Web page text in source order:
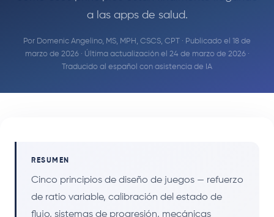
a las apps de salud.
Por Domenic Angelino, MS, MPH, CSCS, CPT · Publicado el 18 de
marzo de 2026 · Última actualización el 24 de marzo de 2026 ·
Traducido al español con asistencia de IA
RESUMEN
Cinco principios de diseño de juegos — refuerzo
de ratio variable, calibración del estado de
flujo, sistemas de progresión, mecánicas